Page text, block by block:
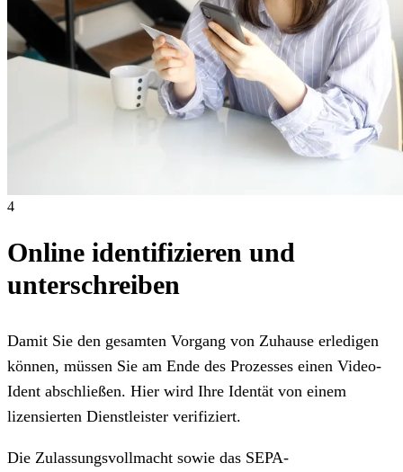
4
Online identifizieren und
unterschreiben
Damit Sie den gesamten Vorgang von Zuhause erledigen
können, müssen Sie am Ende des Prozesses einen Video-
Ident abschließen. Hier wird Ihre Identät von einem
lizensierten Dienstleister verifiziert.
Die Zulassungsvollmacht sowie das SEPA-